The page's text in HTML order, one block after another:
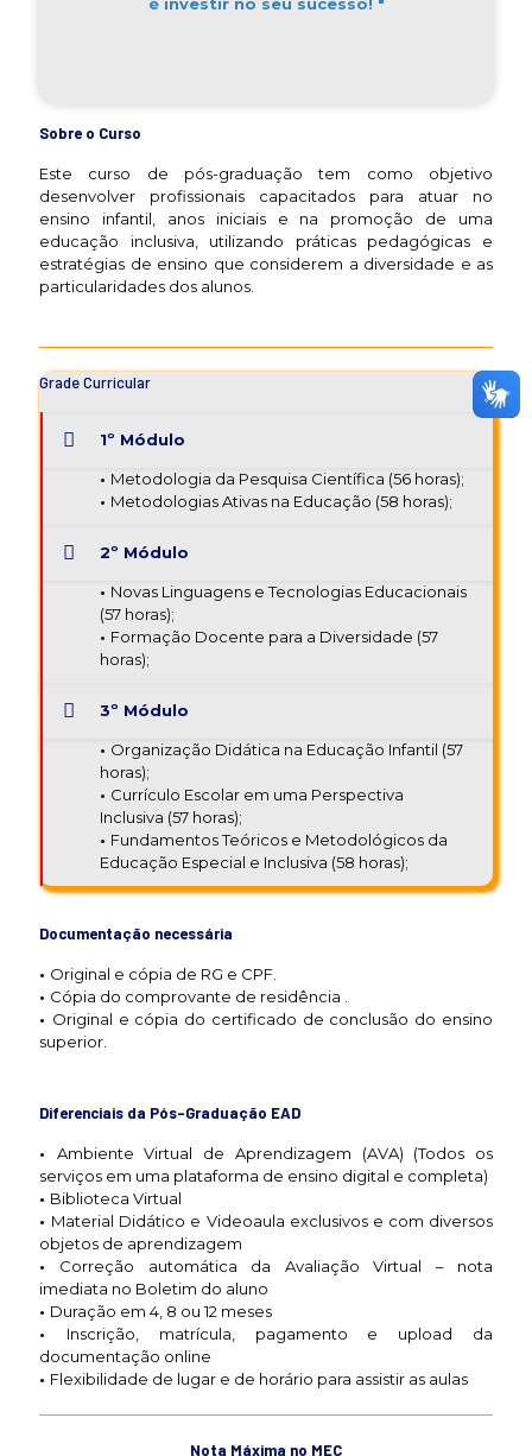
Sobre o Curso
Este curso de pós-graduação tem como objetivo
desenvolver profissionais capacitados para atuar no
ensino infantil, anos iniciais e na promoção de uma
educação inclusiva, utilizando práticas pedagógicas e
estratégias de ensino que considerem a diversidade e as
particularidades dos alunos.
Grade Curricular
1º Módulo
• Metodologia da Pesquisa Científica (56 horas);
• Metodologias Ativas na Educação (58 horas);
2º Módulo
• Novas Linguagens e Tecnologias Educacionais
(57 horas);
• Formação Docente para a Diversidade (57
horas);
3º Módulo
• Organização Didática na Educação Infantil (57
horas);
• Currículo Escolar em uma Perspectiva
Inclusiva (57 horas);
• Fundamentos Teóricos e Metodológicos da
Educação Especial e Inclusiva (58 horas);
Documentação necessária
• Original e cópia de RG e CPF.
• Cópia do comprovante de residência .
• Original e cópia do certificado de conclusão do ensino
superior.
Diferenciais da Pós-Graduação EAD
• Ambiente Virtual de Aprendizagem (AVA) (Todos os
serviços em uma plataforma de ensino digital e completa)
• Biblioteca Virtual
• Material Didático e Videoaula exclusivos e com diversos
objetos de aprendizagem
• Correção automática da Avaliação Virtual – nota
imediata no Boletim do aluno
• Duração em 4, 8 ou 12 meses
• Inscrição, matrícula, pagamento e upload da
documentação online
• Flexibilidade de lugar e de horário para assistir as aulas
Nota Máxima no MEC